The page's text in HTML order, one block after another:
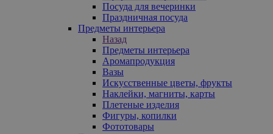
Посуда для вечеринки
Праздничная посуда
Предметы интерьера
Назад
Предметы интерьера
Аромапродукция
Вазы
Искусственные цветы, фрукты
Наклейки, магниты, карты
Плетеные изделия
Фигуры, копилки
Фототовары